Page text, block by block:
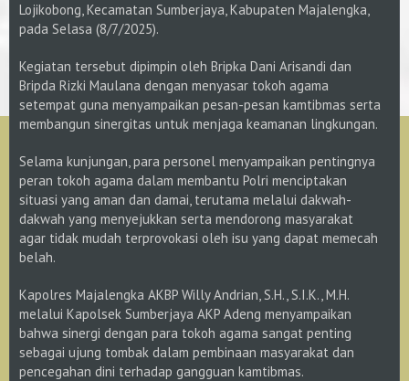
Lojikobong, Kecamatan Sumberjaya, Kabupaten Majalengka,
pada Selasa (8/7/2025).
Kegiatan tersebut dipimpin oleh Bripka Dani Arisandi dan
Bripda Rizki Maulana dengan menyasar tokoh agama
setempat guna menyampaikan pesan-pesan kamtibmas serta
membangun sinergitas untuk menjaga keamanan lingkungan.
Selama kunjungan, para personel menyampaikan pentingnya
peran tokoh agama dalam membantu Polri menciptakan
situasi yang aman dan damai, terutama melalui dakwah-
dakwah yang menyejukkan serta mendorong masyarakat
agar tidak mudah terprovokasi oleh isu yang dapat memecah
belah.
Kapolres Majalengka AKBP Willy Andrian, S.H., S.I.K., M.H.
melalui Kapolsek Sumberjaya AKP Adeng menyampaikan
bahwa sinergi dengan para tokoh agama sangat penting
sebagai ujung tombak dalam pembinaan masyarakat dan
pencegahan dini terhadap gangguan kamtibmas.